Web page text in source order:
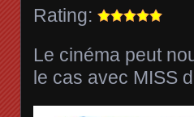
Rating:
Le cinéma peut
le cas avec MISS